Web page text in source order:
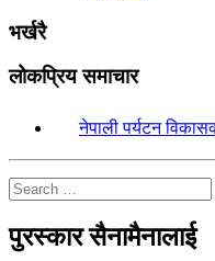
भर्खरै
लोकप्रिय समाचार
नेपाली पर्यटन
पुरस्कार सैनामैनालाई